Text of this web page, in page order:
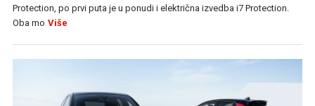
Protection, po prvi puta je u ponudi i električna izvedba i7 Protection.
Oba mo Više